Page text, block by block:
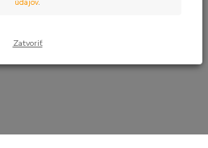
údajov.
Zatvoriť